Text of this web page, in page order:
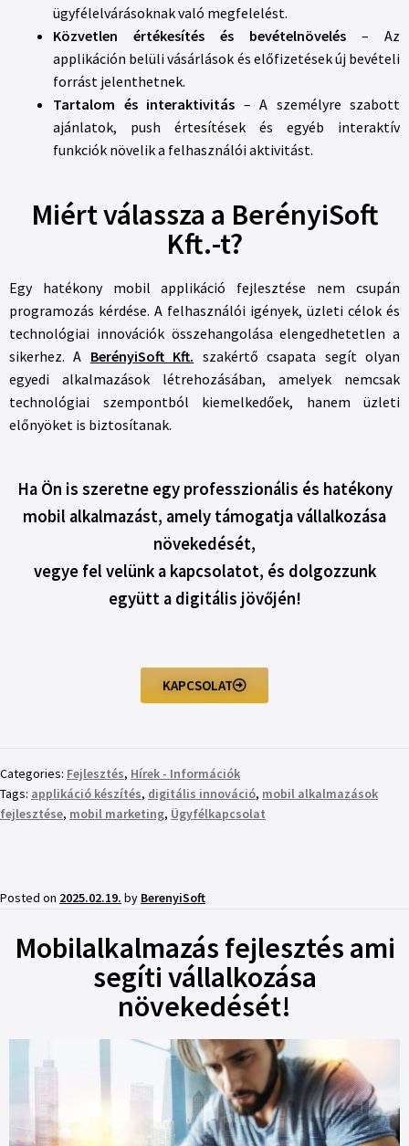
ügyfélelvárásoknak való megfelelést.
Közvetlen értékesítés és bevételnövelés – Az
applikáción belüli vásárlások és előfizetések új bevételi
forrást jelenthetnek.
Tartalom és interaktivitás – A személyre szabott
ajánlatok, push értesítések és egyéb interaktív
funkciók növelik a felhasználói aktivitást.
Miért válassza a BerényiSoft
Kft.-t?
Egy hatékony mobil applikáció fejlesztése nem csupán
programozás kérdése. A felhasználói igények, üzleti célok és
technológiai innovációk összehangolása elengedhetetlen a
sikerhez. A BerényiSoft Kft. szakértő csapata segít olyan
egyedi alkalmazások létrehozásában, amelyek nemcsak
technológiai szempontból kiemelkedőek, hanem üzleti
előnyöket is biztosítanak.
Ha Ön is szeretne egy professzionális és hatékony
mobil alkalmazást, amely támogatja vállalkozása
növekedését,
vegye fel velünk a kapcsolatot, és dolgozzunk
együtt a digitális jövőjén!
KAPCSOLAT
Categories: Fejlesztés, Hírek - Információk
Tags: applikáció készítés, digitális innováció, mobil alkalmazások
fejlesztése, mobil marketing, Ügyfélkapcsolat
Posted on 2025.02.19. by BerenyiSoft
Mobilalkalmazás fejlesztés ami
segíti vállalkozása
növekedését!